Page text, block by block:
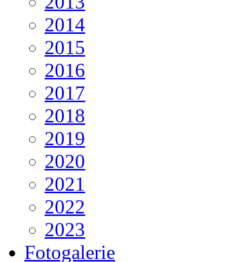
2014
2015
2016
2017
2018
2019
2020
2021
2022
2023
Fotogalerie